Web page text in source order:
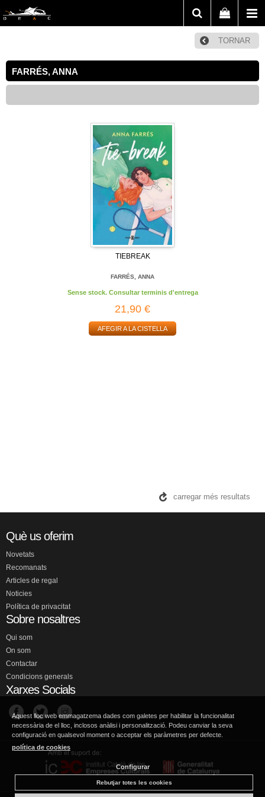
TORNAR
FARRÉS, ANNA
TIEBREAK
FARRÉS, ANNA
Sense stock. Consultar terminis d'entrega
21,90 €
AFEGIR A LA CISTELLA
carregar més resultats
Què us oferim
Novetats
Recomanats
Articles de regal
Noticies
Política de privacitat
Sobre nosaltres
Qui som
On som
Contactar
Condicions generals
Xarxes Socials
Aquest lloc web emmagatzema dades com galetes per habilitar la funcionalitat
necessària de el lloc, inclosos anàlisi i personalització. Podeu canviar la seva
configuració en qualsevol moment o acceptar els paràmetres per defecte.
política de cookies
Configurar
Rebutjar totes les cookies